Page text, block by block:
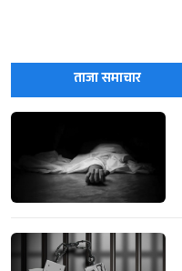
ताजा समाचार